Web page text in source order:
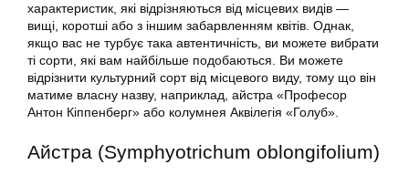
характеристик, які відрізняються від місцевих видів —
вищі, коротші або з іншим забарвленням квітів. Однак,
якщо вас не турбує така автентичність, ви можете вибрати
ті сорти, які вам найбільше подобаються. Ви можете
відрізнити культурний сорт від місцевого виду, тому що він
матиме власну назву, наприклад, айстра «Професор
Антон Кіппенберг» або колумнея Аквілегія «Голуб».
Айстра (Symphyotrichum oblongifolium)